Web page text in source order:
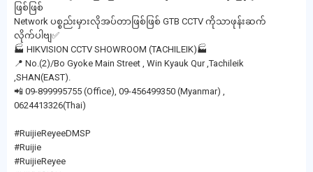
ဖြစ်ဖြစ်
Network ပစ္စည်းမှားလိုအပ်တာဖြစ်ဖြစ် GTB CCTV ကိုသာဖုန်းဆက်
လိုက်ပါဗျ✅
🏭 HIKVISION CCTV SHOWROOM (TACHILEIK)🏭
📍 No.(2)/Bo Gyoke Main Street , Win Kyauk Qur ,Tachileik
,SHAN(EAST).
📲 09-899995755 (Office), 09-456499350 (Myanmar) ,
0624413326(Thai)
#RuijieReyeeDMSP
#Ruijie
#RuijieReyee